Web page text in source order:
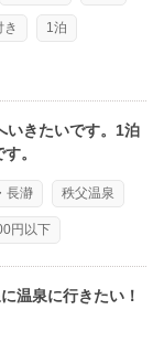
き 1泊
いきたいです。1泊
。
長瀞 秩父温泉
円以下
温泉に行きたい！